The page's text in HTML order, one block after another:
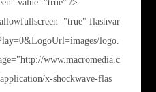
value="true" />
flashvar
logo.
www.macromedia.c
x-shockwave-flas